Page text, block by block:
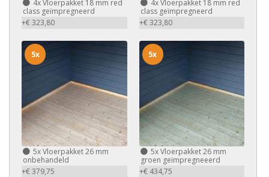
4xVloerpakket 18 mm red
class geïmpregneerd
+€ 323,80
4xVloerpakket 18 mm red
class geïmpregneerd
+€ 323,80
5xVloerpakket 26 mm
onbehandeld
+€ 379,75
5x
5xVloerpakket 26 mm
groen geïmpregneeerd
+€ 434,75
5x